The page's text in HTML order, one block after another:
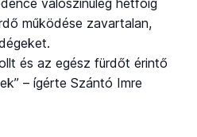
valószínűleg hétfőig
működése zavartalan,
és az egész fürdőt érintő
– ígérte Szántó Imre